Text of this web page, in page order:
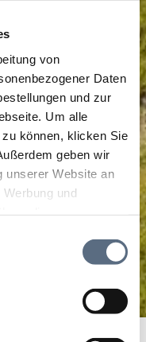
von
Daten
und zur
Um alle
können, klicken Sie
geben wir
unserer Website an
und
haben oder die
gesammelt